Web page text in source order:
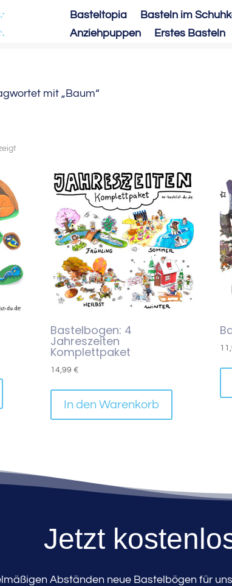
Basteltopia Basteln im
Anziehpuppen
Erstes Basteln
mit „Baum“
Nach
Bastelbogen: 4
Jahreszeiten
Komplettpaket
14,99€
In den Warenkorb
Jetzt
Abständen neue Bastelbögen für